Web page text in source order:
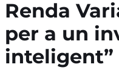
Renda
per a un
inteligent”